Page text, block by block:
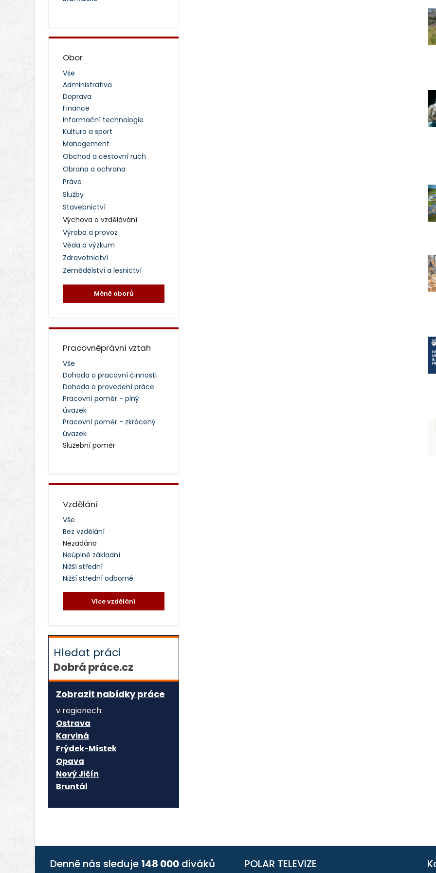
Obor
Vše
Administrativa
Doprava
Finance
Informační technologie
Kultura a sport
Management
Obchod a cestovní ruch
Obrana a ochrana
Právo
Služby
Stavebnictví
Výchova a vzdělávání
Výroba a provoz
Věda a výzkum
Zdravotnictví
Zemědělství a lesnictví
Méně oborů
Pracovněprávní vztah
Vše
Dohoda o pracovní činnosti
Dohoda o provedení práce
Pracovní poměr - plný
úvazek
Pracovní poměr - zkrácený
úvazek
Služební poměr
Vzdělání
Vše
Bez vzdělání
Nezadáno
Neúplné základní
Nižší střední
Nižší střední odborné
Více vzdělání
Hledat práci
Dobrá práce.cz
Zobrazit nabídky práce
v regionech:
Ostrava
Karviná
Frýdek-Místek
Opava
Nový Jičín
Bruntál
Denně nás sleduje 148 000 diváků POLAR TELEVIZE